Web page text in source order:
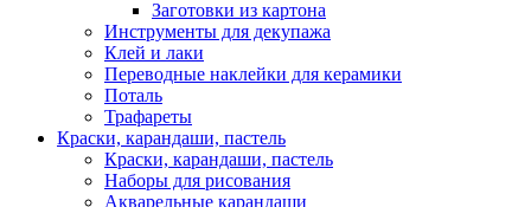
Заготовки из картона
Инструменты для декупажа
Клей и лаки
Переводные наклейки для керамики
Поталь
Трафареты
Краски, карандаши, пастель
Краски, карандаши, пастель
Наборы для рисования
Акварельные карандаши